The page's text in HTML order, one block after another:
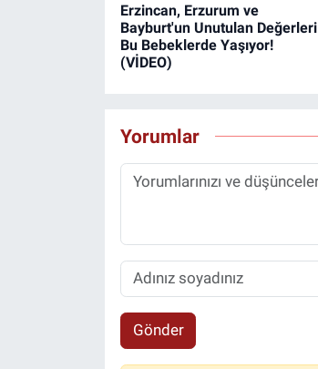
Erzincan, Erzurum ve
Bayburt'un Unutulan Değerleri
Bu Bebeklerde Yaşıyor!
(VİDEO)
Yorumlar
Gönder